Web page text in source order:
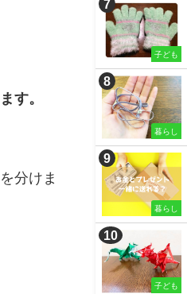
す。
分けま
子ども
暮らし
暮らし
子ども